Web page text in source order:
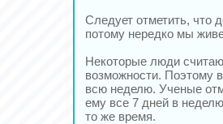
Следует отметить, что
потому нередко мы
Некоторые люди
возможности. Поэтому
всю неделю. Ученые
ему все 7 дней в
то же время.